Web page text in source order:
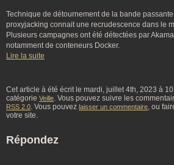
Technique de détournement de la bande
proxyjacking connait une recrudescence dans le
Plusieurs campagnes ont été détectées par
notamment de conteneurs Docker.
Lire la suite
Cet article à été écrit le mardi, juillet 4th, 2023 à
catégorie Veille. Vous pouvez suivre les
RSS 2.0. Vous pouvez laisser un commentaire, ou
votre site.
Répondez